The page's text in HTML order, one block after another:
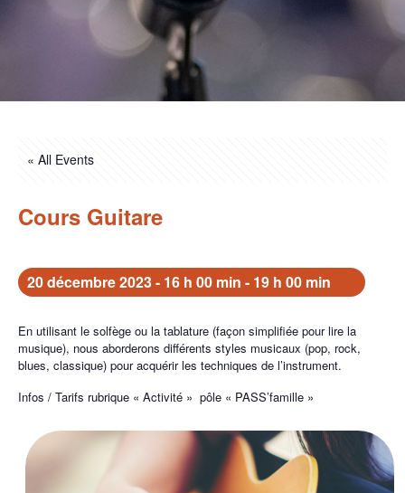
« All Events
Cours Guitare
20 décembre 2023 - 16 h 00 min - 19 h 00 min
En utilisant le solfège ou la tablature (façon simplifiée pour lire la
musique), nous aborderons différents styles musicaux (pop, rock,
blues, classique) pour acquérir les techniques de l’instrument.
Infos / Tarifs rubrique « Activité » pôle « PASS’famille »